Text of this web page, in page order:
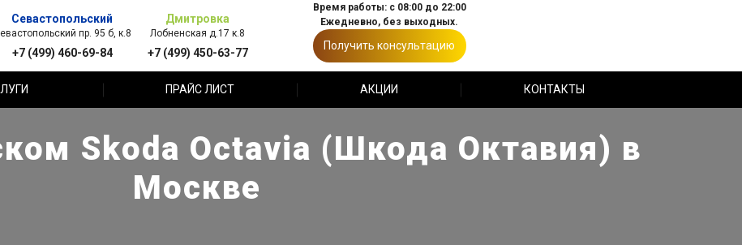
Севастопольский
пр. 95 б, к.8
+7 (499) 460-69-84
Дмитровка
Лобненская д.17 к.8
+7 (499) 450-63-77
Время работы: с 08:00 до 22:00
Ежедневно, без выходных.
Получить консультацию
ПРАЙС ЛИСТ АКЦИИ КОНТАКТЫ
Skoda Octavia (Шкода Октавия) в
Москве